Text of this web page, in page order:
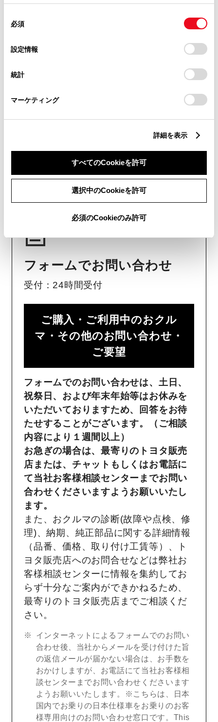
使用することがあります。当ウェブサイトの使用を続行する
デバイスにすべてのCookie(クッキー)が保存されることに同
意したことになります。Cookie(クッキー)のオプトアウト、
設定の変更、同意を撤回したりするにあたっては、当社の
「Cookie（クッキー）情報の取り扱いについて
」をご覧くだ
必須
設定情報
統計
マーケティング
詳細を表示
すべてのCookieを許可
選択中のCookieを許可
必須のCookieのみ許可
（長期連休などの当社指定日を除く）
を選択してくださ
い。
チャットでのお問い合わせはお待たせ
時間が少なくご案内が可能です。
フォームでお問い合わせ
受付：24時間受付
ご購入・ご利用中のおクル
マ・その他のお問い合わせ・
ご要望​
フォームでのお問い合わせは、土日、
祝祭日、および年末年始等はお休みを
いただいておりますため、回答をお待
たせすることがございます。（ご相談
内容により１週間以上）
お急ぎの場合は、最寄りのトヨタ販売
店または、チャットもしくはお電話に
て当社お客様相談センターまでお問い
合わせくださいますようお願いいたし
ます。
また、おクルマの診断(故障や点検、修
理)、納期、純正部品に関する詳細情報
（品番、価格、取り付け工賃等）、ト
ヨタ販売店へのお問合せなどは弊社お
客様相談センターに情報を集約してお
らず十分なご案内ができかねるため、
最寄りのトヨタ販売店までご相談くだ
さい。
インターネットによるフォームでのお問い
合わせ後、当社からメールを受け付けた旨
の返信メールが届かない場合は、お手数を
おかけしますが、お電話にて当社お客様相
談センターまでお問い合わせくださいます
ようお願いいたします。※こちらは、日本
国内でお乗りの日本仕様車をお乗りのお客
様専用向けのお問い合わせ窓口です。This